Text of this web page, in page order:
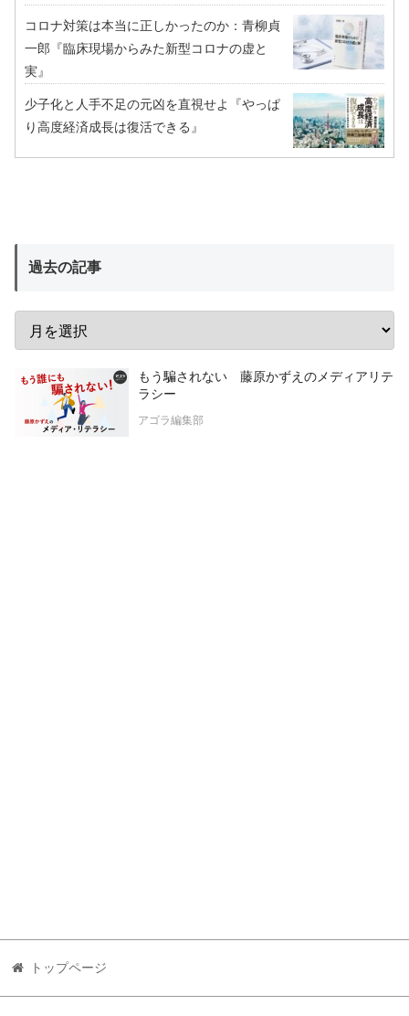
コロナ対策は本当に正しかったのか：青柳貞
一郎『臨床現場からみた新型コロナの虚と
実』
少子化と人手不足の元凶を直視せよ『やっぱ
り高度経済成長は復活できる』
過去の記事
もう騙されない 藤原かずえのメディアリテ
ラシー
アゴラ編集部
トップページ